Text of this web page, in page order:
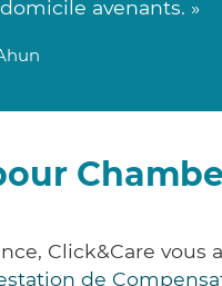
avenants. »
Click&Care vous
de